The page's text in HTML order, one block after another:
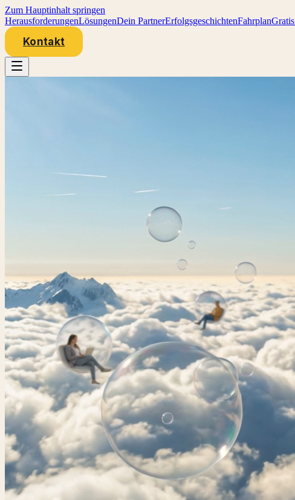
Zum Hauptinhalt springen
HerausforderungenLösungenDein PartnerErfolgsgeschichtenFahrplan
Kontakt